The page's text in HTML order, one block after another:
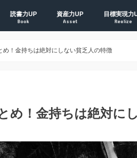
読書力UP
Book
資産力UP
Asset
目標実現力
Realize
め！金持ちは絶対にしない貧乏人の特徴
め！金持ちは絶対に